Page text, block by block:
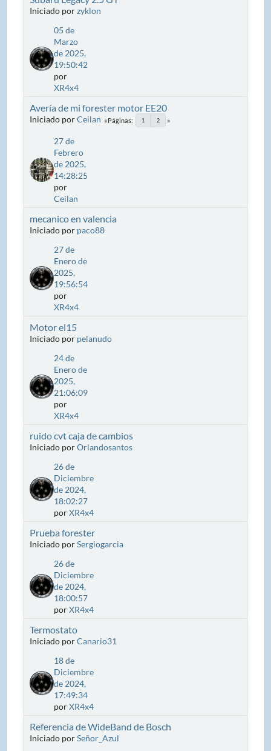
Iniciado porzyklon
05 de
Marzo
de 2025,
19:50:42
por
XR4x4
Avería de mi forester motor EE20
Iniciado porCeilan Páginas 1 2
27 de
Febrero
de 2025,
14:28:25
por
Ceilan
mecanico en valencia
Iniciado por paco88
27 de
Enero de
2025,
19:56:54
por
XR4x4
Motor el15
Iniciado por pelanudo
24 de
Enero de
2025,
21:06:09
por
XR4x4
ruido cvt caja de cambios
Iniciado porOrlandosantos
26 de
Diciembre
de 2024,
18:02:27
porXR4x4
Prueba forester
Iniciado porSergiogarcia
26 de
Diciembre
de 2024,
18:00:57
porXR4x4
Termostato
Iniciado porCanario31
18 de
Diciembre
de 2024,
17:49:34
porXR4x4
Referencia de WideBand de Bosch
Iniciado porSeñor_Azul